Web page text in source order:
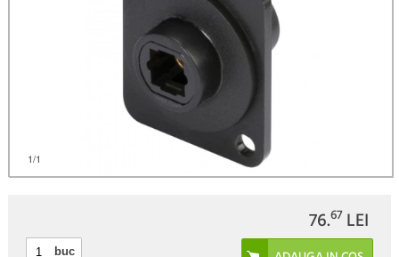
1/1
76.67 LEI
buc